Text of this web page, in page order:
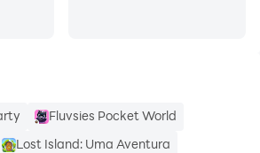
Fluvsies Pocket World
Lost Island: Uma Aventura